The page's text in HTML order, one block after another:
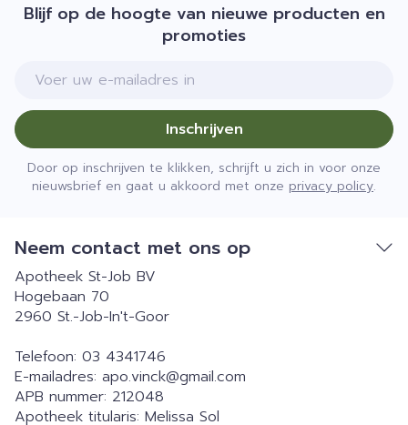
Blijf op de hoogte van nieuwe producten en
promoties
E-mail adres
Inschrijven
Door op inschrijven te klikken, schrijft u zich in voor onze
nieuwsbrief en gaat u akkoord met onze privacy policy.
Neem contact met ons op
Apotheek St-Job BV
Hogebaan 70
2960 St.-Job-In't-Goor
Telefoon: 03 4341746
E-mailadres: apo.vinck@gmail.com
APB nummer: 212048
Apotheek titularis: Melissa Sol